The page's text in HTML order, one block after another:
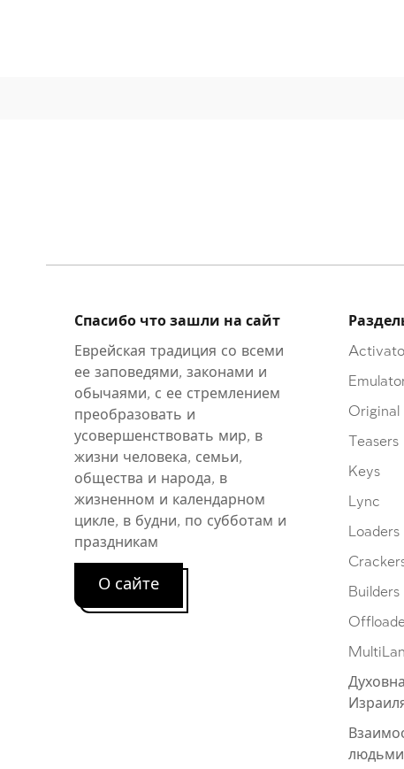
Original
Teasers
Keys
Lync
Loaders
Builders
людьми
Спасибо что зашли на сайт
Еврейская традиция со всеми
ее заповедями, законами и
обычаями, с ее стремлением
преобразовать и
усовершенствовать мир, в
жизни человека, семьи,
общества и народа, в
жизненном и календарном
цикле, в будни, по субботам и
праздникам
О сайте